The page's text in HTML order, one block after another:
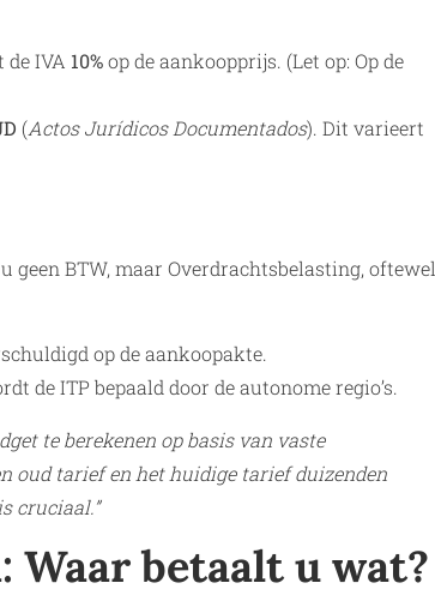
de IVA 10%op de aankoopprijs. (Let op: Op de
(Actos Jurídicos Documentados). Dit varieert
BTW, maar Overdrachtsbelasting, oftewel
op de aankoopakte.
de ITP bepaald door de autonome regio’s.
te berekenen op basis van vaste
oud tarief en het huidige tarief duizenden
cruciaal.”
Waar betaalt u wat?